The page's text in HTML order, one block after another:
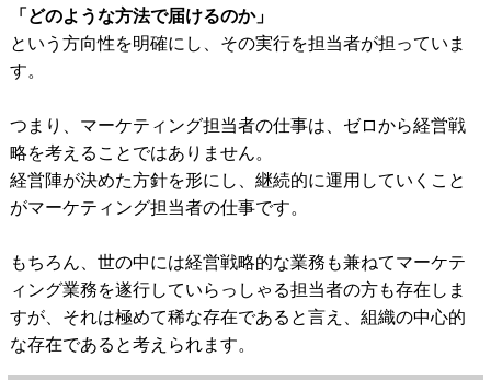
「どのような方法で届けるのか」
という方向性を明確にし、その実行を担当者が担っていま
す。
つまり、マーケティング担当者の仕事は、ゼロから経営戦
略を考えることではありません。
経営陣が決めた方針を形にし、継続的に運用していくこと
がマーケティング担当者の仕事です。
もちろん、世の中には経営戦略的な業務も兼ねてマーケテ
ィング業務を遂行していらっしゃる担当者の方も存在しま
すが、それは極めて稀な存在であると言え、組織の中心的
な存在であると考えられます。